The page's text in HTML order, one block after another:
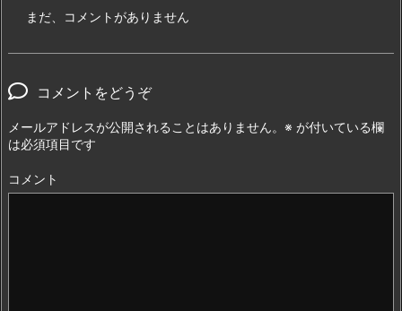
まだ、コメントがありません
コメントをどうぞ
メールアドレスが公開されることはありません。 ※ が付いている欄
は必須項目です
コメント